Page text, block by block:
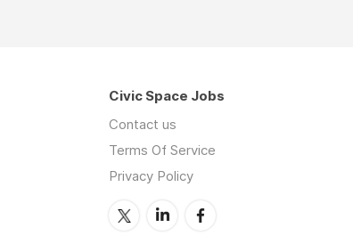
Civic Space Jobs
Contact us
Terms Of Service
Privacy Policy